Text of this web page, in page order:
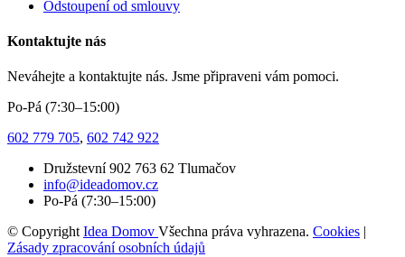
Odstoupení od smlouvy
Kontaktujte nás
Neváhejte a kontaktujte nás. Jsme připraveni vám pomoci.
Po-Pá (7:30–15:00)
602 779 705, 602 742 922
Družstevní 902 763 62 Tlumačov
info@ideadomov.cz
Po-Pá (7:30–15:00)
© Copyright Idea Domov Všechna práva vyhrazena. Cookies |
Zásady zpracování osobních údajů